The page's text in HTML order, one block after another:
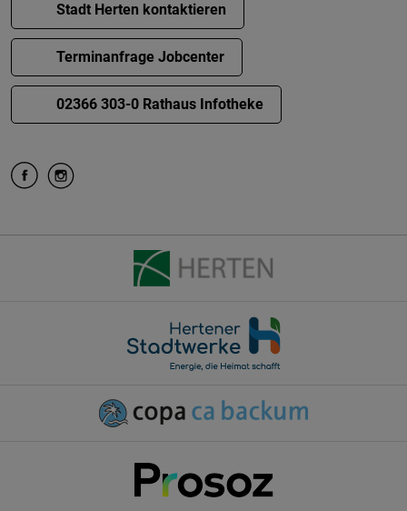
Stadt Herten kontaktieren
Terminanfrage Jobcenter
02366 303-0 Rathaus Infotheke